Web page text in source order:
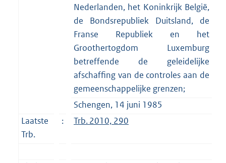
Nederlanden, het Koninkrijk België,
de Bondsrepubliek Duitsland, de
Franse Republiek en het
Groothertogdom Luxemburg
betreffende de geleidelijke
afschaffing van de controles aan de
gemeenschappelijke grenzen;
Schengen, 14 juni 1985
Laatste
Trb.
: Trb. 2010, 290